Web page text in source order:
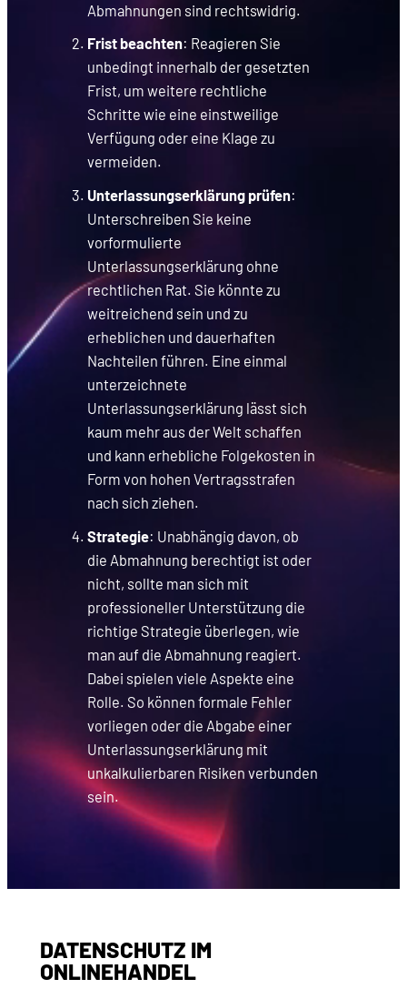
Abmahnungen sind rechtswidrig.
Frist beachten: Reagieren Sie
unbedingt innerhalb der gesetzten
Frist, um weitere rechtliche
Schritte wie eine einstweilige
Verfügung oder eine Klage zu
vermeiden.
Unterlassungserklärung prüfen:
Unterschreiben Sie keine
vorformulierte
Unterlassungserklärung ohne
rechtlichen Rat. Sie könnte zu
weitreichend sein und zu
erheblichen und dauerhaften
Nachteilen führen. Eine einmal
unterzeichnete
Unterlassungserklärung lässt sich
kaum mehr aus der Welt schaffen
und kann erhebliche Folgekosten in
Form von hohen Vertragsstrafen
nach sich ziehen.
Strategie: Unabhängig davon, ob
die Abmahnung berechtigt ist oder
nicht, sollte man sich mit
professioneller Unterstützung die
richtige Strategie überlegen, wie
man auf die Abmahnung reagiert.
Dabei spielen viele Aspekte eine
Rolle. So können formale Fehler
vorliegen oder die Abgabe einer
Unterlassungserklärung mit
unkalkulierbaren Risiken verbunden
sein.
DATENSCHUTZ IM
ONLINEHANDEL